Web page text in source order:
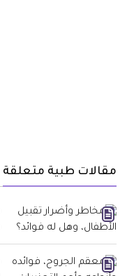
مقالات طبية متعلقة